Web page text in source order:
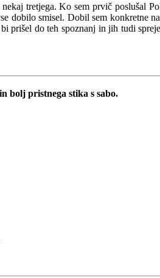
tretjega. Ko sem prvič poslušal
dobilo smisel. Dobil sem konkretne
do teh spoznanj in jih tudi
bolj pristnega stika s sabo.